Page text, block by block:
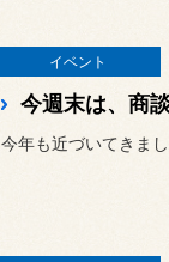
イベント
今週末は、商
今年も近づいてきま